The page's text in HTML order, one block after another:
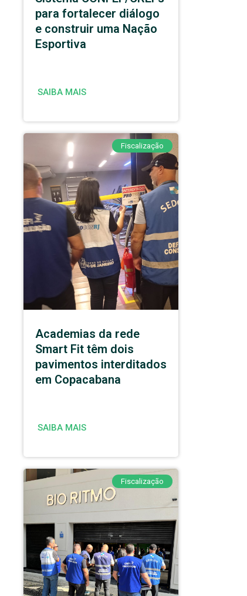
para fortalecer diálogo
e construir uma Nação
Esportiva
SAIBA MAIS
Fiscalização
Academias da rede
Smart Fit têm dois
pavimentos interditados
em Copacabana
SAIBA MAIS
Fiscalização